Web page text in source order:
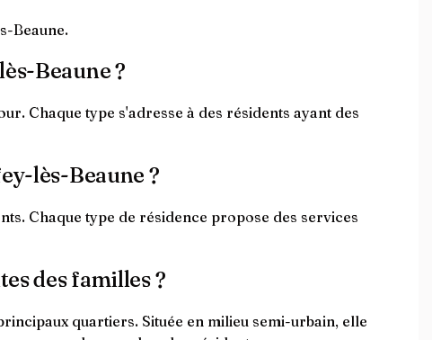
Beaune.
Beaune ?
Chaque type s'adresse à des résidents ayant des
lès-Beaune ?
Chaque type de résidence propose des services
des familles ?
quartiers. Située en milieu semi-urbain, elle